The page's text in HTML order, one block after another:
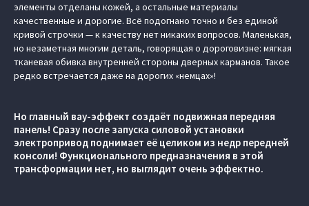
элементы отделаны кожей, а остальные материалы
качественные и дорогие. Всё подогнано точно и без единой
кривой строчки — к качеству нет никаких вопросов. Маленькая,
но незаметная многим деталь, говорящая о дороговизне: мягкая
тканевая обивка внутренней стороны дверных карманов. Такое
редко встречается даже на дорогих «немцах»!
Но главный вау-эффект создаёт подвижная передняя
панель! Сразу после запуска силовой установки
электропривод поднимает её целиком из недр передней
консоли! Функционального предназначения в этой
трансформации нет, но выглядит очень эффектно.